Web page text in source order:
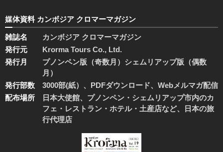
媒体資料 カンボジア クロマーマガジン
雑誌名
カンボジア クロマーマガジン
発行元
Krorma Tours Co., Ltd.
発行月
プノンペン版（奇数月）シェムリアップ版（偶数
月）
発行部数
3000部(紙）、PDFダウンロード、Webメルマガ配信
配布場所
日本大使館、プノンペン・シェムリアップ市内のカ
フェ・レストラン・ホテル・土産店など、日本の旅
行代理店